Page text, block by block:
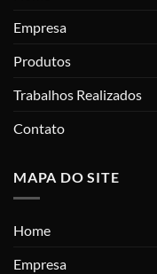
Empresa
Produtos
Trabalhos Realizados
Contato
MAPA DO SITE
Home
Empresa